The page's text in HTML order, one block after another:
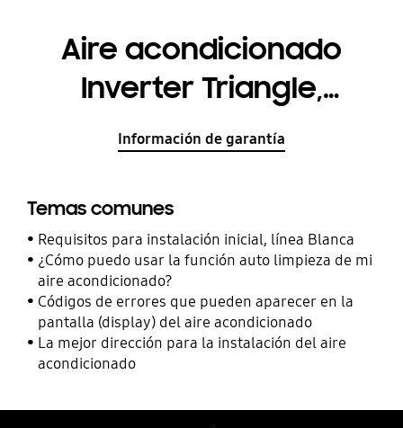
Aire acondicionado
Inverter Triangle,
AR24KSSSMWK
Información de garantía
Temas comunes
Requisitos para instalación inicial, línea Blanca
¿Cómo puedo usar la función auto limpieza de mi
aire acondicionado?
Códigos de errores que pueden aparecer en la
pantalla (display) del aire acondicionado
La mejor dirección para la instalación del aire
acondicionado